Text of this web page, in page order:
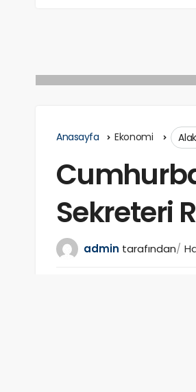
Anasayfa Ekonomi
Sekreteri
admin tarafından